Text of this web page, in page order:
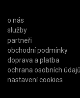
o nás
služby
partneři
obchodní podmínky
doprava a platba
ochrana osobních údajů
nastavení cookies